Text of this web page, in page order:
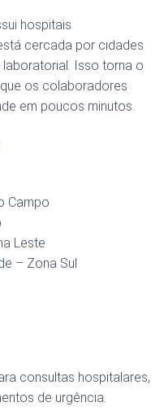
hospitais
cercada por cidades
Isso torna o
os colaboradores
em poucos minutos.
Campo
Leste
– Zona Sul
consultas hospitalares,
de urgência.